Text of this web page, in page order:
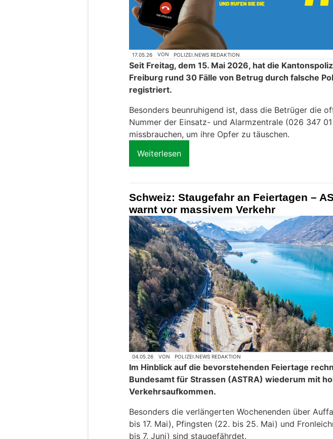
17.05.26 VON POLIZEI.NEWS REDAKTION
Seit Freitag, dem 15. Mai 2026, hat die
Freiburg rund 30 Fälle von Betrug durch falsche
registriert.
Besonders beunruhigend ist, dass die Betrüger die
Nummer der Einsatz- und Alarmzentrale (026 347 01
missbrauchen, um ihre Opfer zu täuschen.
Weiterlesen
Schweiz: Staugefahr an Feiertagen –
warnt vor massivem Verkehr
04.05.26 VON POLIZEI.NEWS REDAKTION
Im Hinblick auf die bevorstehenden Feiertage
Bundesamt für Strassen (ASTRA) wiederum mit
Verkehrsaufkommen.
Besonders die verlängerten Wochenenden über
bis 17. Mai), Pfingsten (22. bis 25. Mai) und
bis 7. Juni) sind staugefährdet.